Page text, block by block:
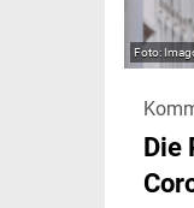
Die